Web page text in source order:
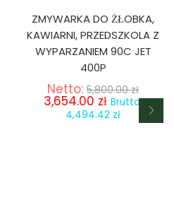
ZMYWARKA DO ŻŁOBKA,
KAWIARNI, PRZEDSZKOLA Z
WYPARZANIEM 90C JET
400P
Netto: 5,800.00zł
3,654.00 zł Brutto:
4,494.42 zł